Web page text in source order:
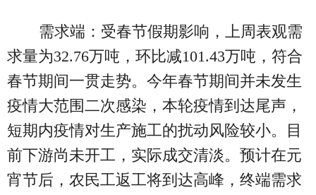
需求端：受春节假期影响，上周表观需
求量为32.76万吨，环比减101.43万吨，符合
春节期间一贯走势。今年春节期间并未发生
疫情大范围二次感染，本轮疫情到达尾声，
短期内疫情对生产施工的扰动风险较小。目
前下游尚未开工，实际成交清淡。预计在元
宵节后，农民工返工将到达高峰，终端需求